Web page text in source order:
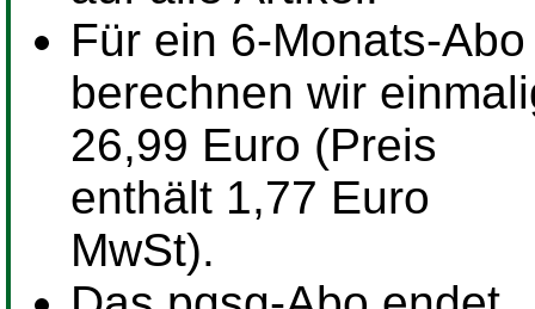
Für ein 6-Monats-Abo
berechnen wir
26,99 Euro (Preis
enthält 1,77 Euro
MwSt).